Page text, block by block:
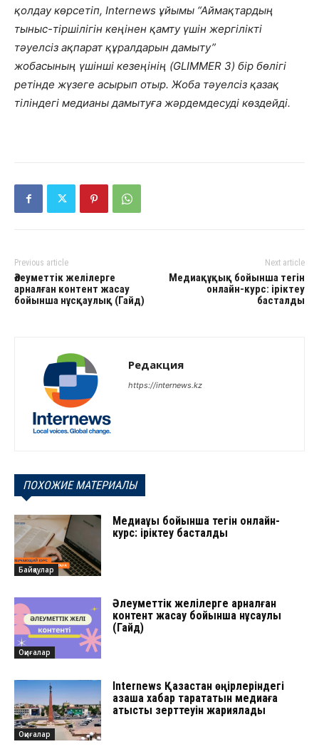
қолдау көрсетіп, Internews ұйымы “Аймақтардың
тыныс-тіршілігін кеңінен қамту үшін жергілікті
тәуелсіз ақпарат құралдарын дамыту”
жобасының үшінші кезеңінің (GLIMMER 3) бір бөлігі
ретінде жүзеге асырып отыр. Жоба тәуелсіз қазақ
тіліндегі медианы дамытуға жәрдемдесуді көздейді.
Previous article
Әлеуметтік желілерге
арналған контент жасау
бойынша нұсқаулық (Гайд)
Next article
Медиақұқық бойынша тегін
онлайн-курс: іріктеу
басталды
Редакция
https://internews.kz
ПОХОЖИЕ МАТЕРИАЛЫ
Байқаулар
Медиақұқық бойынша тегін онлайн-
курс: іріктеу басталды
Оқиғалар
Әлеуметтік желілерге арналған
контент жасау бойынша нұсқаулық
(Гайд)
Оқиғалар
Internews Қазақстан өңірлеріндегі
қазақша хабар тарататын медиаға
қатысты зерттеуін жариялады